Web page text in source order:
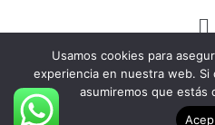
Copyright © 2026 -Herbo
Usamos cookies para
experiencia en nuestra web.
asumiremos que estás